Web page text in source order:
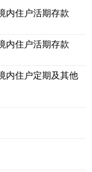
内住户活期存款
内住户活期存款
内住户定期及其他